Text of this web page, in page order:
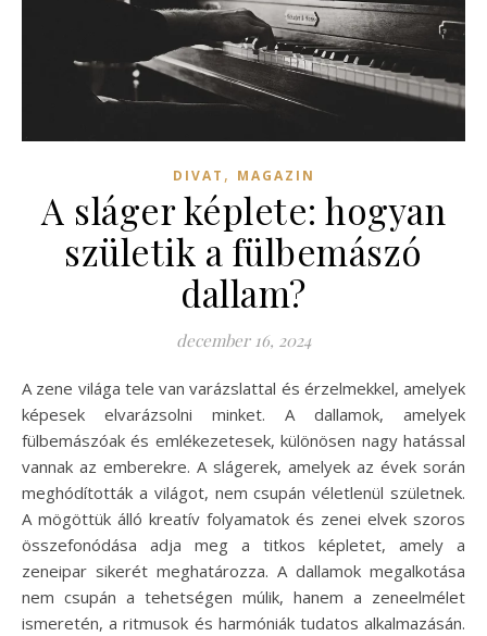
DIVAT , MAGAZIN
A sláger képlete: hogyan
születik a fülbemászó
dallam?
december 16, 2024
A zene világa tele van varázslattal és érzelmekkel, amelyek
képesek elvarázsolni minket. A dallamok, amelyek
fülbemászóak és emlékezetesek, különösen nagy hatással
vannak az emberekre. A slágerek, amelyek az évek során
meghódították a világot, nem csupán véletlenül születnek.
A mögöttük álló kreatív folyamatok és zenei elvek szoros
összefonódása adja meg a titkos képletet, amely a
zeneipar sikerét meghatározza. A dallamok megalkotása
nem csupán a tehetségen múlik, hanem a zeneelmélet
ismeretén, a ritmusok és harmóniák tudatos alkalmazásán.